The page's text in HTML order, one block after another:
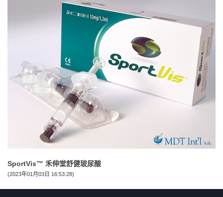
SportVis™ 禾伸堂舒健玻尿酸
(2023年01月03日 16:53:28)